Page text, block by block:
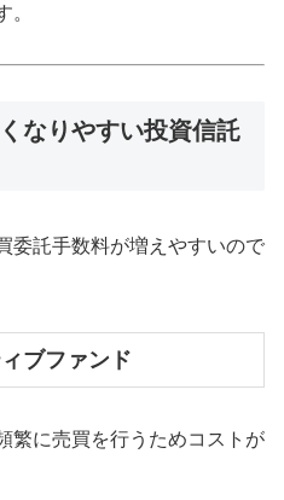
。
なりやすい投資信託
委託手数料が増えやすいので
ブファンド
繁に売買を行うためコストが